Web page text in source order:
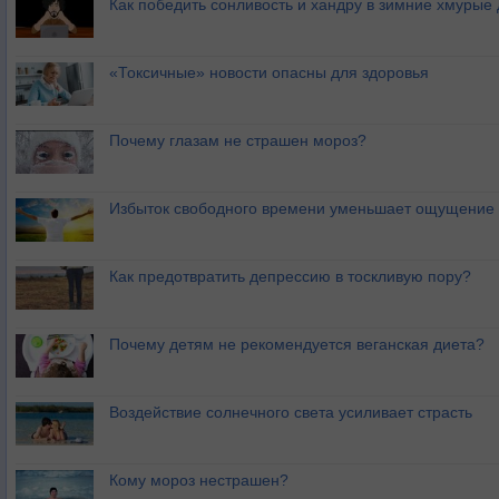
Как победить сонливость и хандру в зимние хмурые
«Токсичные» новости опасны для здоровья
Почему глазам не страшен мороз?
Избыток свободного времени уменьшает ощущение
Как предотвратить депрессию в тоскливую пору?
Почему детям не рекомендуется веганская диета?
Воздействие солнечного света усиливает страсть
Кому мороз нестрашен?